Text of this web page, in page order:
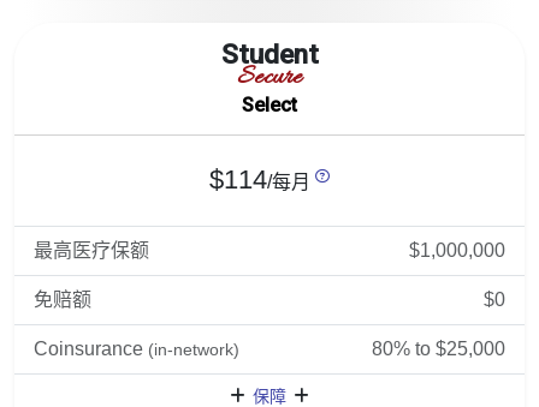
Student
Secure
Select
$114/每月
最高医疗保额 $1,000,000
免赔额 $0
Coinsurance (in-network) 80% to $25,000
保障